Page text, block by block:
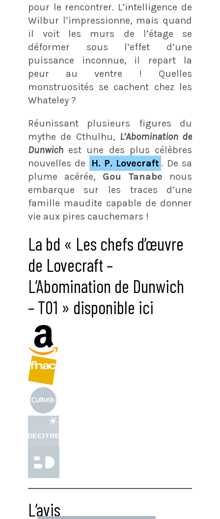
pour le rencontrer. L’intelligence de
Wilbur l’impressionne, mais quand
il voit les murs de l’étage se
déformer sous l’effet d’une
puissance inconnue, il repart la
peur au ventre ! Quelles
monstruosités se cachent chez les
Whateley ?
Réunissant plusieurs figures du
mythe de Cthulhu, L’Abomination de
Dunwichest une des plus célèbres
nouvelles de
H. P. Lovecraft . De sa
plume acérée, Gou Tanabe nous
embarque sur les traces d’une
famille maudite capable de donner
vie aux pires cauchemars !
La bd « Les chefs d’œuvre
de Lovecraft –
L’Abomination de Dunwich
– T01 » disponible ici
L’avis